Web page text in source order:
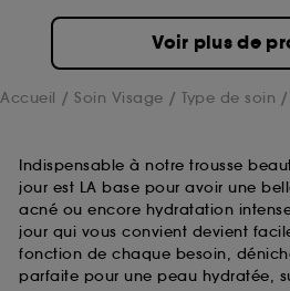
Voir plus de
Accueil Soin Visage Type de soin
Indispensable à notre trousse
jour est LA base pour avoir une
acné ou encore hydratation
jour qui vous convient devient
fonction de chaque besoin,
parfaite pour une peau hydratée,
A l'exception des cookies
lecture de ces traceurs requiert
pouvez personnaliser vos choix
Sephora pourra associer les
navigation collectées par ces
finalités acceptées, avec les
collectées ou générées lors de
ou en magasin. Pour refuser
sur "continuer sans accepter".
moment choisir de retirer votrte